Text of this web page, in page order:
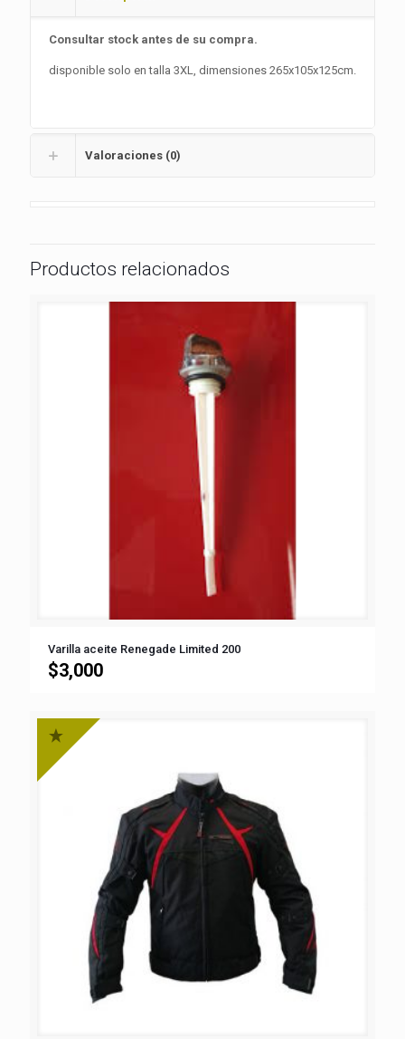
Consultar stock antes de su compra.
disponible solo en talla 3XL, dimensiones 265x105x125cm.
Valoraciones (0)
Productos relacionados
Varilla aceite Renegade Limited 200
$3,000